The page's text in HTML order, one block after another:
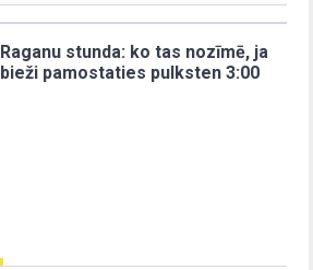
Raganu stunda: ko tas nozīmē, ja
bieži pamostaties pulksten 3:00